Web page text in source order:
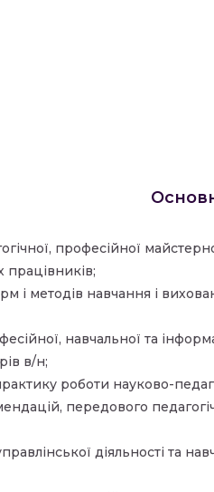
професійної
працівників;
і методів навчання і
навчальної та
в/н;
роботи науково-
передового
діяльності та